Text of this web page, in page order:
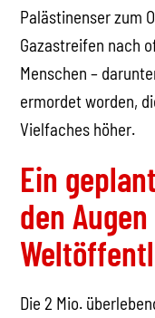
Palästinenser zum
Gazastreifen nach
Menschen –
ermordet worden,
Vielfaches höher.
Ein
den
Die 2 Mio.